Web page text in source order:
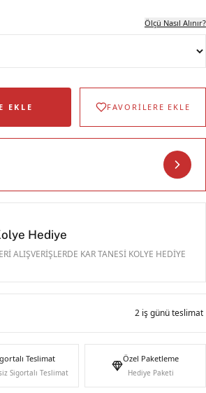
Ölçü Nasıl Alınır?
EKLE FAVORİLERE EKLE
Hediye
ALIŞVERİŞLERDE KAR TANESİ KOLYE HEDİYE
2 iş günü teslimat
Teslimat
Sigortalı Teslimat
Özel Paketleme
Hediye Paketi